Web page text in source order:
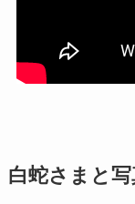
白蛇さまと